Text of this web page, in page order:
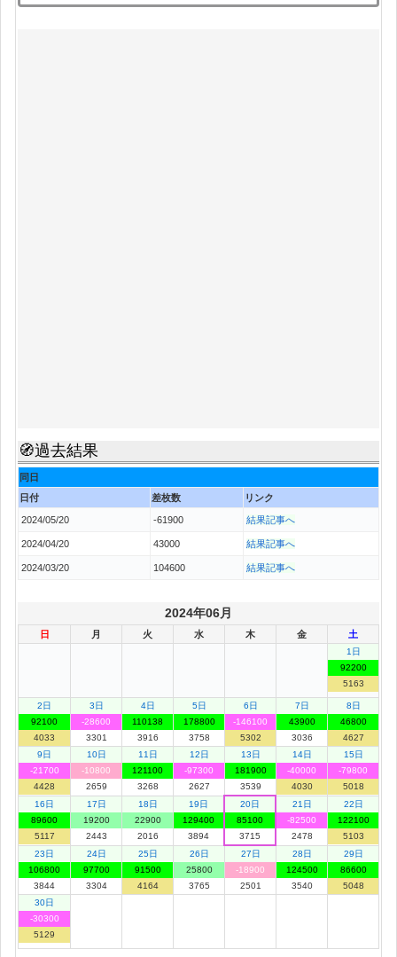
🧭過去結果
同日
日付
差枚数 リンク
2024/05/20 -61900 結果記事へ
2024/04/20 43000 結果記事へ
2024/03/20 104600 結果記事へ
2024年06月
日 月 火 水 木 金 土
1日
92200
5163
2日
92100
4033
3日
-28600
3301
4日
110138
3916
5日
178800
3758
6日
-146100
5302
7日
43900
3036
8日
46800
4627
9日
-21700
4428
10日
-10800
2659
11日
121100
3268
12日
-97300
2627
13日
181900
3539
14日
-40000
4030
15日
-79800
5018
16日
89600
5117
17日
19200
2443
18日
22900
2016
19日
129400
3894
20日
85100
3715
21日
-82500
2478
22日
122100
5103
23日
106800
3844
24日
97700
3304
25日
91500
4164
26日
25800
3765
27日
-18900
2501
28日
124500
3540
29日
86600
5048
30日
-30300
5129